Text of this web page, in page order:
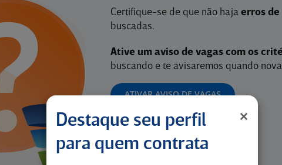
Certifique-se de que não haja erros
buscadas.
Ative um aviso de vagas com os
buscando e te avisaremos quando
ATIVAR AVISO DE VAGAS
Destaque seu perfil
para quem contrata